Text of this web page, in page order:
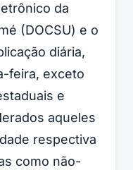
da
(DOCSU) e o
diária,
feira, exceto
e
aqueles
respectiva
como não-